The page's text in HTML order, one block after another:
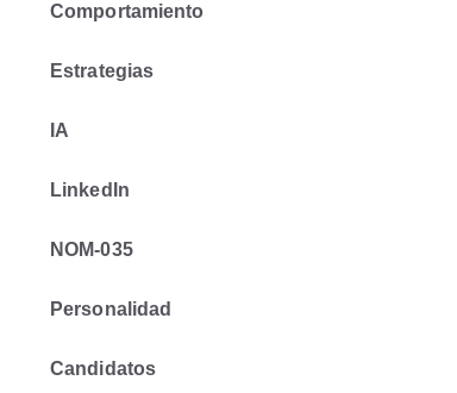
Comportamiento
Estrategias
IA
LinkedIn
NOM-035
Personalidad
Candidatos